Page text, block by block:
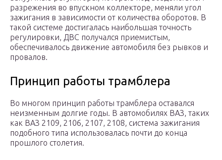
разрежения во впускном коллекторе, меняли угол
зажигания в зависимости от количества оборотов. В
такой системе достигалась наибольшая точность
регулировки, ДВС получался приемистым,
обеспечивалось движение автомобиля без рывков и
провалов.
Принцип работы трамблера
Во многом принцип работы трамблера оставался
неизменным долгие годы. В автомобилях ВАЗ, таких
как ВАЗ 2109, 2106, 2107, 2108, система зажигания
подобного типа использовалась почти до конца
прошлого столетия.